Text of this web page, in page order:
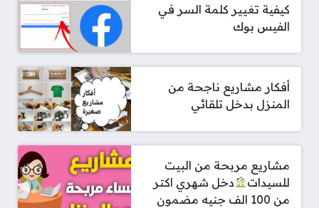
كيفية تغيير كلمة السر في
الفيس بوك
أفكار مشاريع ناجحة من
المنزل بدخل تلقائي
مشاريع مربحة من البيت
للسيدات
دخل شهري اكتر
من 100 الف جنيه مضمون